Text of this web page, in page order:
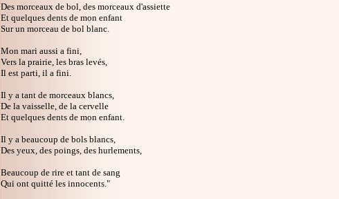
Des morceaux de bol, des morceaux d'assiette
Et quelques dents de mon enfant
Sur un morceau de bol blanc.
Mon mari aussi a fini,
Vers la prairie, les bras levés,
Il est parti, il a fini.
Il y a tant de morceaux blancs,
De la vaisselle, de la cervelle
Et quelques dents de mon enfant.
Il y a beaucoup de bols blancs,
Des yeux, des poings, des hurlements,
Beaucoup de rire et tant de sang
Qui ont quitté les innocents."